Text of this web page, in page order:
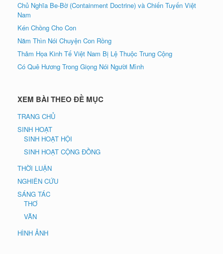
Chủ Nghĩa Be-Bờ (Containment Doctrine) và Chiến Tuyến Việt
Nam
Kén Chồng Cho Con
Năm Thìn Nói Chuyện Con Rồng
Thảm Họa Kinh Tế Việt Nam Bị Lệ Thuộc Trung Cộng
Có Quê Hương Trong Giọng Nói Người Mình
XEM BÀI THEO ĐỀ MỤC
TRANG CHỦ
SINH HOẠT
SINH HOẠT HỘI
SINH HOẠT CỘNG ĐỒNG
THỜI LUẬN
NGHIÊN CỨU
SÁNG TÁC
THƠ
VĂN
HÌNH ẢNH